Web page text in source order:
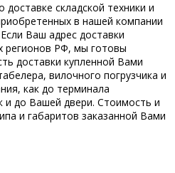
складской техники и
в нашей компании
Если Ваш адрес доставки
регионов РФ, мы готовы
доставки купленной Вами
вилочного погрузчика и
как до терминала
и до Вашей двери. Стоимость и
и габаритов заказанной Вами